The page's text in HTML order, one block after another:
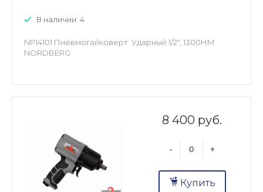
В наличии: 4
NP14101 Пневмогайковерт Ударный 1/2", 1300НМ
NORDBERG
8 400 руб.
- +
Купить